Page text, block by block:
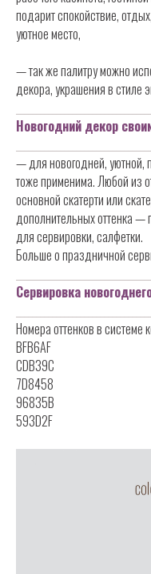
подарит спокойствие,
уютное место,
— так же палитру можно
декора, украшения в стиле
Новогодний декор
— для новогодней, уютной,
тоже применима. Любой из
основной скатерти или
дополнительных оттенка —
для сервировки, салфетки.
Больше о праздничной
Сервировка
Номера оттенков в системе
BFB6AF
CDB39C
7D8458
96835B
593D2F